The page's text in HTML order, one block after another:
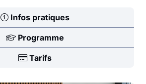
Infos pratiques
Programme
Tarifs